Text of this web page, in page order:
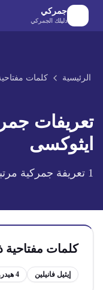
الانتقال إلى المحتوى
جمركي
دليلك الجمركي
الرئيسية كلمات
تعريفات
ايثوكسى
1 تعريفة جمركية
كلمات
إيثيل فانيلين 4 هيدروكسى بنزألدهيد